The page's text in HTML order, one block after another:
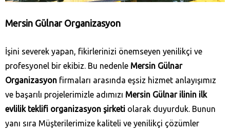
Mersin Gülnar Organizasyon
İşini severek yapan, fikirlerinizi önemseyen yenilikçi ve
profesyonel bir ekibiz. Bu nedenle Mersin Gülnar
Organizasyon firmaları arasında eşsiz hizmet anlayışımız
ve başarılı projelerimizle adımızı Mersin Gülnar ilinin ilk
evlilik teklifi organizasyon şirketi olarak duyurduk. Bunun
yanı sıra Müşterilerimize kaliteli ve yenilikçi çözümler